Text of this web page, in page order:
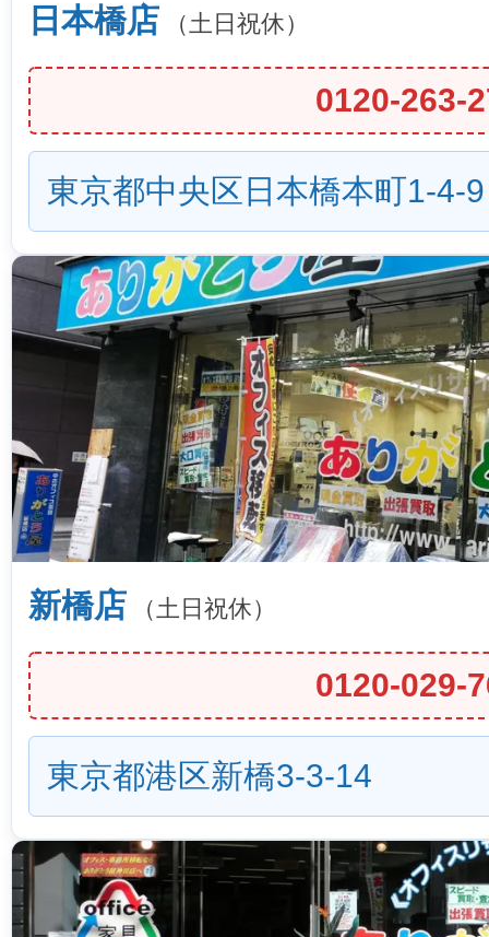
日本橋店 （土日祝休）
0120-263-
東京都中央区日本橋本町1-4-9
新橋店 （土日祝休）
0120-029-
東京都港区新橋3-3-14